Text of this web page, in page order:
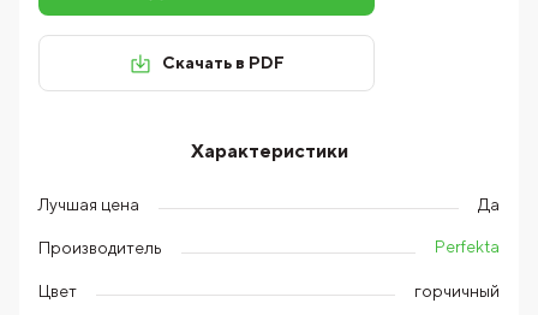
Скачать в PDF
Характеристики
Лучшая цена Да
Производитель Perfekta
Цвет горчичный